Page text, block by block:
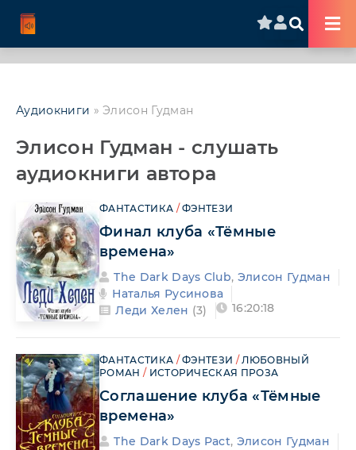
Аудиокниги » Элисон Гудман
Элисон Гудман - слушать
аудиокниги автора
ФАНТАСТИКА /ФЭНТЕЗИ
Финал клуба «Тёмные
времена»
The Dark Days Club, Элисон Гудман
Наталья Русинова
Леди Хелен (3) 16:20:18
ФАНТАСТИКА /ФЭНТЕЗИ /ЛЮБОВНЫЙ
РОМАН / ИСТОРИЧЕСКАЯ ПРОЗА
Соглашение клуба «Тёмные
времена»
The Dark Days Pact, Элисон Гудман